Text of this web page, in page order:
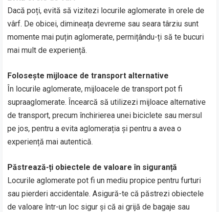
Dacă poți, evită să vizitezi locurile aglomerate în orele de
vârf. De obicei, dimineața devreme sau seara târziu sunt
momente mai puțin aglomerate, permițându-ți să te bucuri
mai mult de experiență.
Folosește mijloace de transport alternative
În locurile aglomerate, mijloacele de transport pot fi
supraaglomerate. Încearcă să utilizezi mijloace alternative
de transport, precum închirierea unei biciclete sau mersul
pe jos, pentru a evita aglomerația și pentru a avea o
experiență mai autentică.
Păstrează-ți obiectele de valoare în siguranță
Locurile aglomerate pot fi un mediu propice pentru furturi
sau pierderi accidentale. Asigură-te că păstrezi obiectele
de valoare într-un loc sigur și că ai grijă de bagaje sau